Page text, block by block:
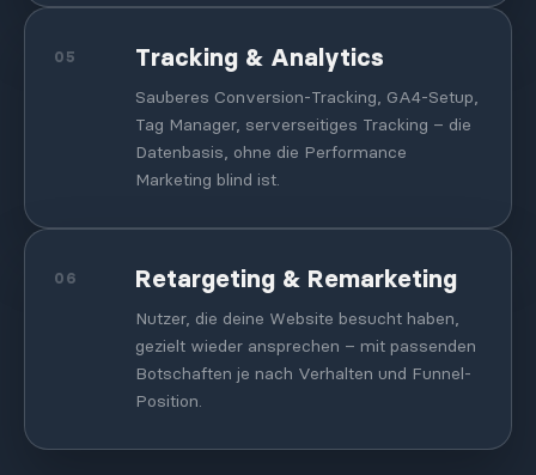
05 Tracking & Analytics
Sauberes Conversion-Tracking, GA4-Setup,
Tag Manager, serverseitiges Tracking – die
Datenbasis, ohne die Performance
Marketing blind ist.
06 Retargeting & Remarketing
Nutzer, die deine Website besucht haben,
gezielt wieder ansprechen – mit passenden
Botschaften je nach Verhalten und Funnel-
Position.